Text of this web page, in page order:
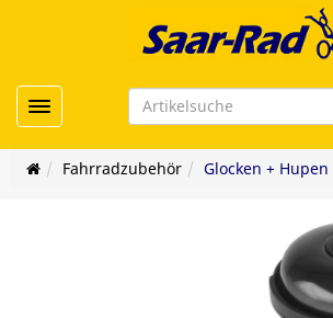
Toggle navigation
Fahrradzubehör Glocken + Hupen